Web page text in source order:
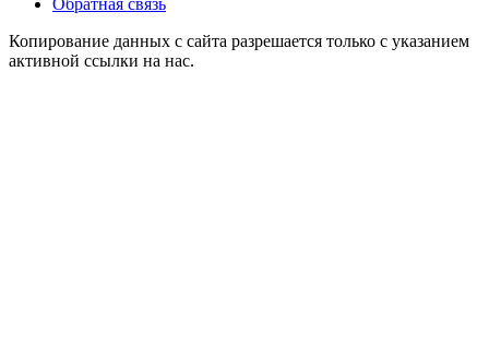
Обратная связь
Копирование данных с сайта разрешается только с указанием
активной ссылки на нас.